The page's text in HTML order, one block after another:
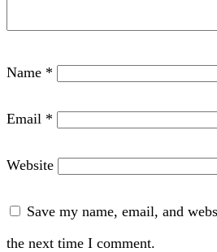
Name *
Email *
Website
Save my name, email, and
the next time I comment.